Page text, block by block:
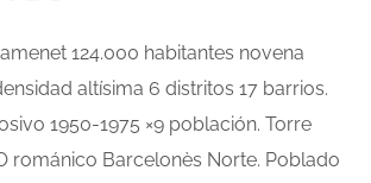
124.000 habitantes novena
altísima 6 distritos 17 barrios.
1950-1975 ×9 población. Torre
románico Barcelonès Norte. Poblado